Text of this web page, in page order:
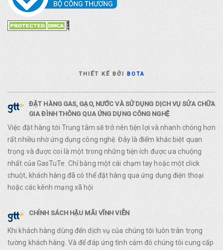
THIẾT KẾ BỞIBOTA
ĐẶT HÀNG GAS, GẠO, NƯỚC VÀ SỬ DỤNG DỊCH VỤ SỬA CHỮA
GIA ĐÌNH THÔNG QUA ỨNG DỤNG CÔNG NGHỆ
Việc đặt hàng tới Trung tâm sẽ trở nên tiện lợi và nhanh chóng hơn
rất nhiều nhờ ứng dụng công nghệ. Đây là điểm khác biệt quan
trọng và được coi là một trong những tiện ích được ưa chuộng
nhất của GasTuTe. Chỉ bằng một cái chạm tay hoặc một click
chuột, khách hàng đã có thể đặt hàng qua ứng dụng điện thoại
hoặc các kênh mạng xã hội
CHÍNH SÁCH HẬU MÃI VĨNH VIỄN
Khi khách hàng dùng đến dịch vụ của chúng tôi luôn trân trọng
tường khách hàng. Và để đáp ứng tình cảm đó chúng tôi cung cấp